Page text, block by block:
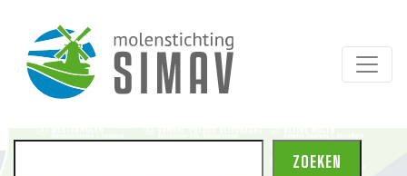
ZOEKEN